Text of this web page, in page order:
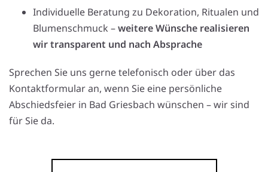
Individuelle Beratung zu Dekoration, Ritualen und
Blumenschmuck –weitere Wünsche realisieren
wir transparent und nach Absprache
Sprechen Sie uns gerne telefonisch oder über das
Kontaktformular an, wenn Sie eine persönliche
Abschiedsfeier in Bad Griesbach wünschen – wir sind
für Sie da.